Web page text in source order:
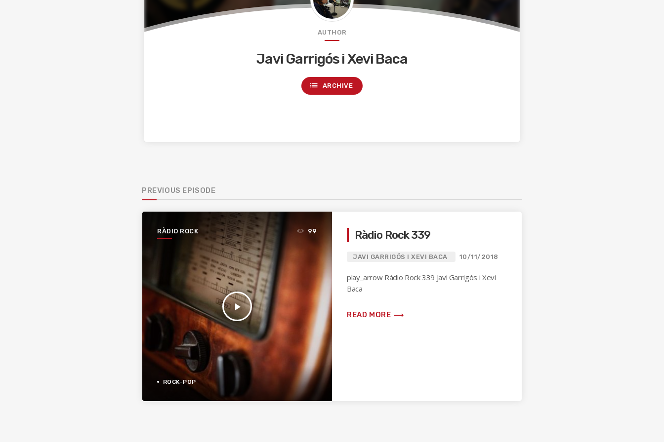
AUTHOR
Javi Garrigós i Xevi Baca
list ARCHIVE
PREVIOUS EPISODE
RÀDIO ROCK
play_arrow
99
ROCK-POP
Ràdio Rock 339
JAVI GARRIGÓS I XEVI BACA 10/11/2018
play_arrow Ràdio Rock 339 Javi Garrigós i Xevi
Baca
READ MORE trending_flat